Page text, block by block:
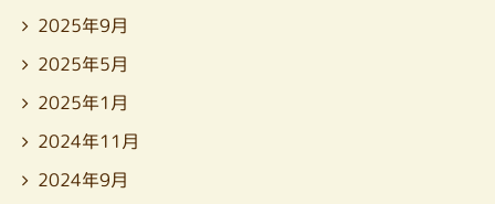
2025年9月
2025年5月
2025年1月
2024年11月
2024年9月